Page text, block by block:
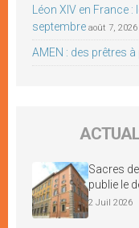
Léon XIV en France
septembre août 7, 2026
AMEN : des prêtres
Sacres
publie le
2 Juil 2026